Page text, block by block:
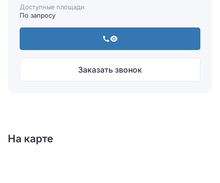
Доступные площади
По запросу
Заказать звонок
На карте